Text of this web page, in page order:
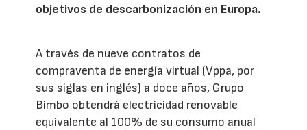
objetivos de descarbonización en Europa.
A través de nueve contratos de
compraventa de energía virtual (Vppa, por
sus siglas en inglés) a doce años, Grupo
Bimbo obtendrá electricidad renovable
equivalente al 100% de su consumo anual